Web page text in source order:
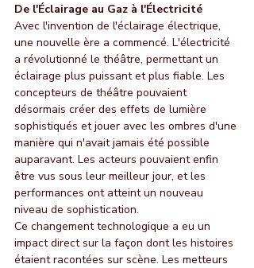
De l'Éclairage au Gaz à l'Électricité
Avec l'invention de l'éclairage électrique,
une nouvelle ère a commencé. L'électricité
a révolutionné le théâtre, permettant un
éclairage plus puissant et plus fiable. Les
concepteurs de théâtre pouvaient
désormais créer des effets de lumière
sophistiqués et jouer avec les ombres d'une
manière qui n'avait jamais été possible
auparavant. Les acteurs pouvaient enfin
être vus sous leur meilleur jour, et les
performances ont atteint un nouveau
niveau de sophistication.
Ce changement technologique a eu un
impact direct sur la façon dont les histoires
étaient racontées sur scène. Les metteurs